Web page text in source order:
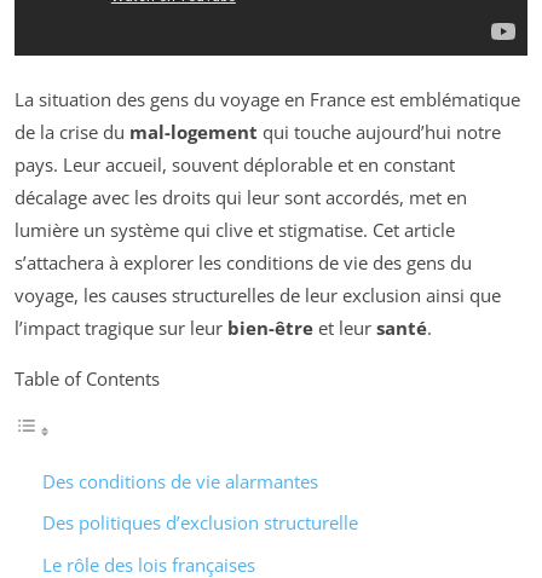
La situation des gens du voyage en France est emblématique
de la crise du mal-logement qui touche aujourd’hui notre
pays. Leur accueil, souvent déplorable et en constant
décalage avec les droits qui leur sont accordés, met en
lumière un système qui clive et stigmatise. Cet article
s’attachera à explorer les conditions de vie des gens du
voyage, les causes structurelles de leur exclusion ainsi que
l’impact tragique sur leur bien-être et leur santé.
Table of Contents
Des conditions de vie alarmantes
Des politiques d’exclusion structurelle
Le rôle des lois françaises